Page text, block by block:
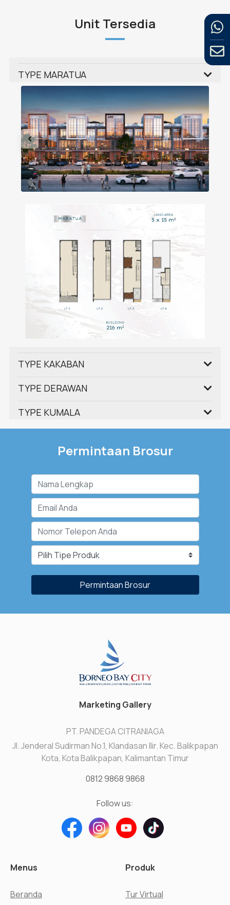
Unit Tersedia
TYPE MARATUA
TYPE KAKABAN
TYPE DERAWAN
TYPE KUMALA
Permintaan Brosur
Permintaan Brosur
Marketing Gallery
PT. PANDEGA CITRANIAGA
Jl. Jenderal Sudirman No.1, Klandasan Ilir. Kec. Balikpapan
Kota, Kota Balikpapan, Kalimantan Timur
0812 9868 9868
Follow us:
Menus
Beranda
Produk
Tur Virtual